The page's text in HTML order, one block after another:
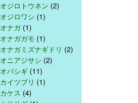
オジロトウネン (2)
オジロワシ (1)
オナガ(1)
オナガガモ (1)
オナガミズナギドリ (2)
オニアジサシ (2)
オバシギ (11)
カイツブリ (1)
カケス (4)